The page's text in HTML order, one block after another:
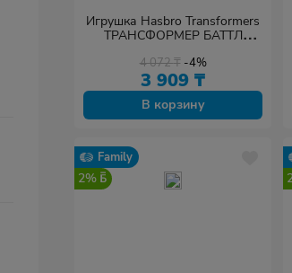
Игрушка Hasbro Transformers
ТРАНСФОРМЕР БАТТЛ
4 072₸ -4%
3 909 ₸
В корзину
Family
2%